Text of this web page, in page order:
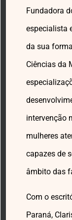
Fundadora
especialista
da sua
Ciências da
intervenção
mulheres
capazes de
âmbito das
Com o
Paraná,